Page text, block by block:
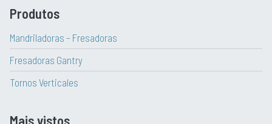
Produtos
Mandriladoras – Fresadoras
Fresadoras Gantry
Tornos Verticales
Mais vistos